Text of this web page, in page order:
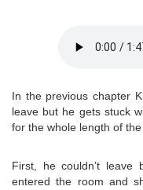
In the previous chapter
leave but he gets stuck
for the whole length of
First, he couldn’t leave
entered the room and